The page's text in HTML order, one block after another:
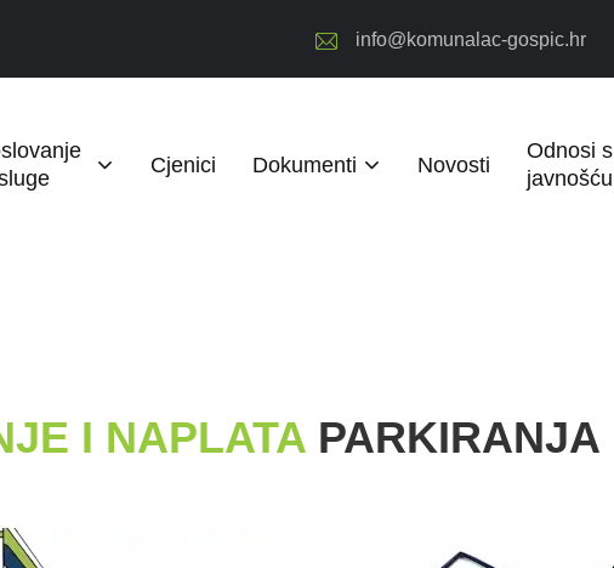
info@komunalac-gospic.hr
Cjenici Dokumenti Novosti
Odnosi s
javnošću
I NAPLATA PARKIRANJA